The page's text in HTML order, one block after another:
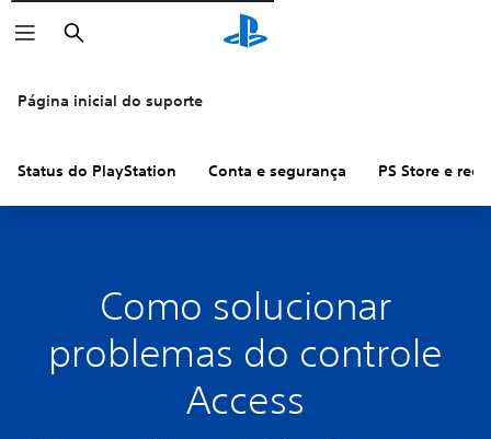
Pesquisar
Página inicial do suporte
Status do PlayStation Conta e segurança PS Store e
Como solucionar
problemas do controle
Access